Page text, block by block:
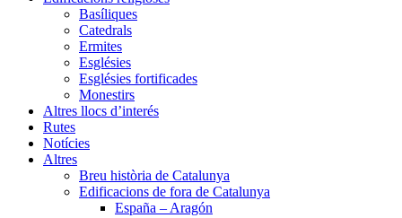
Basíliques
Catedrals
Ermites
Esglésies
Esglésies fortificades
Monestirs
Altres llocs d’interés
Rutes
Notícies
Altres
Breu història de Catalunya
Edificacions de fora de Catalunya
España – Aragón